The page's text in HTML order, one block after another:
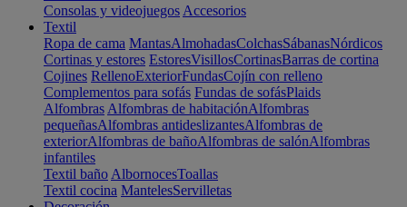
Consolas y videojuegos Accesorios
Textil
Ropa de cama MantasAlmohadasColchasSábanasNórdicos
Cortinas y estores EstoresVisillosCortinasBarras de cortina
Cojines RellenoExteriorFundasCojín con relleno
Complementos para sofás Fundas de sofásPlaids
Alfombras Alfombras de habitaciónAlfombras
pequeñasAlfombras antideslizantesAlfombras de
exteriorAlfombras de bañoAlfombras de salónAlfombras
infantiles
Textil baño AlbornocesToallas
Textil cocina MantelesServilletas